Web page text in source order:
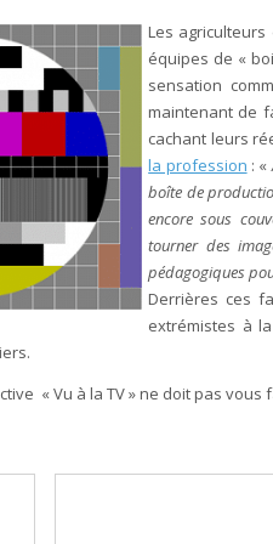
Les
équipes de «
sensation
maintenant de
cachant leurs
la profession : «
boîte de
encore sous
tourner des
pédagogiques
Derrières ces
extrémistes à
« Vu à la TV » ne doit pas